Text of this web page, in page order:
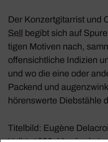
Der Konzert­gi­tar­rist und
Sell begibt sich auf
tigen Motiven nach,
offen­sicht­liche Indi­zien
und wo die eine oder
Packend und
hörens­werte Dieb­stähle
Titel­bild: Eugène